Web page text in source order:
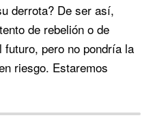
derrota? De ser así,
de rebelión o de
pero no pondría la
riesgo. Estaremos